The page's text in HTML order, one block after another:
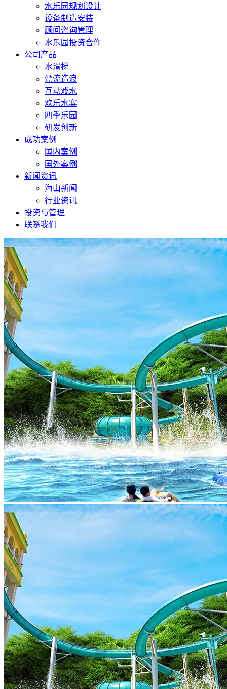
水乐园规划设计
设备制造安装
顾问咨询管理
水乐园投资合作
公司产品
水滑梯
漂流造浪
互动戏水
欢乐水寨
四季乐园
研发创新
成功案例
国内案例
国外案例
新闻资讯
海山新闻
行业资讯
投资与管理
联系我们